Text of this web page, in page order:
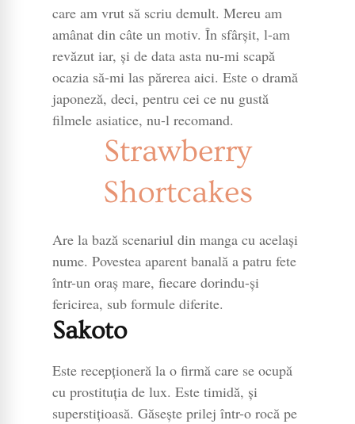
care am vrut să scriu demult. Mereu am
amânat din câte un motiv. În sfârşit, l-am
revăzut iar, şi de data asta nu-mi scapă
ocazia să-mi las părerea aici. Este o dramă
japoneză, deci, pentru cei ce nu gustă
filmele asiatice, nu-l recomand.
Strawberry
Shortcakes
Are la bază scenariul din manga cu acelaşi
nume. Povestea aparent banală a patru fete
într-un oraş mare, fiecare dorindu-şi
fericirea, sub formule diferite.
Sakoto
Este recepţioneră la o firmă care se ocupă
cu prostituţia de lux. Este timidă, şi
superstiţioasă. Găseşte prilej într-o rocă pe